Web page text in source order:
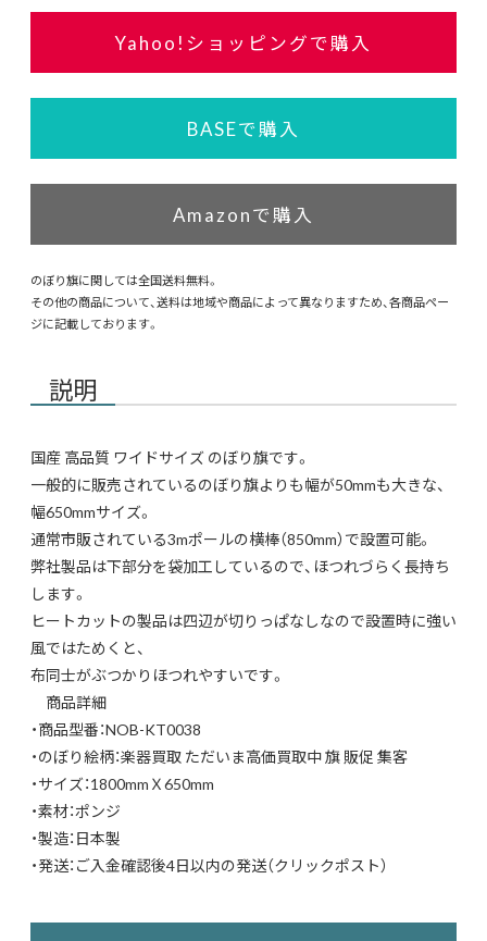
Yahoo!ショッピングで購入
BASEで購入
Amazonで購入
のぼり旗に関しては全国送料無料。
その他の商品について、送料は地域や商品によって異なりますため、各商品ペー
ジに記載しております。
説明
国産 高品質 ワイドサイズ のぼり旗です。
一般的に販売されているのぼり旗よりも幅が50mmも大きな、
幅650mmサイズ。
通常市販されている3mポールの横棒（850mm）で設置可能。
弊社製品は下部分を袋加工しているので、ほつれづらく長持ち
します。
ヒートカットの製品は四辺が切りっぱなしなので設置時に強い
風ではためくと、
布同士がぶつかりほつれやすいです。
商品詳細
・商品型番：NOB-KT0038
・のぼり絵柄：楽器買取 ただいま高価買取中 旗 販促 集客
・サイズ：1800mmＸ650mm
・素材：ポンジ
・製造：日本製
・発送：ご入金確認後4日以内の発送（クリックポスト）